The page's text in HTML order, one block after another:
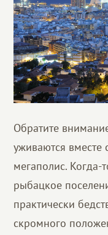
Обратите
уживаются
мегаполис.
рыбацкое
практически
скромного